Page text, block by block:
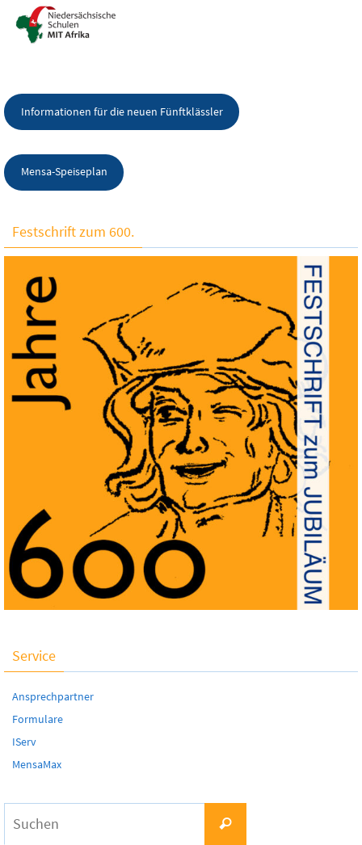
Informationen für die neuen Fünftklässler
Mensa-Speiseplan
Festschrift zum 600.
Service
Ansprechpartner
Formulare
IServ
MensaMax
Suchen